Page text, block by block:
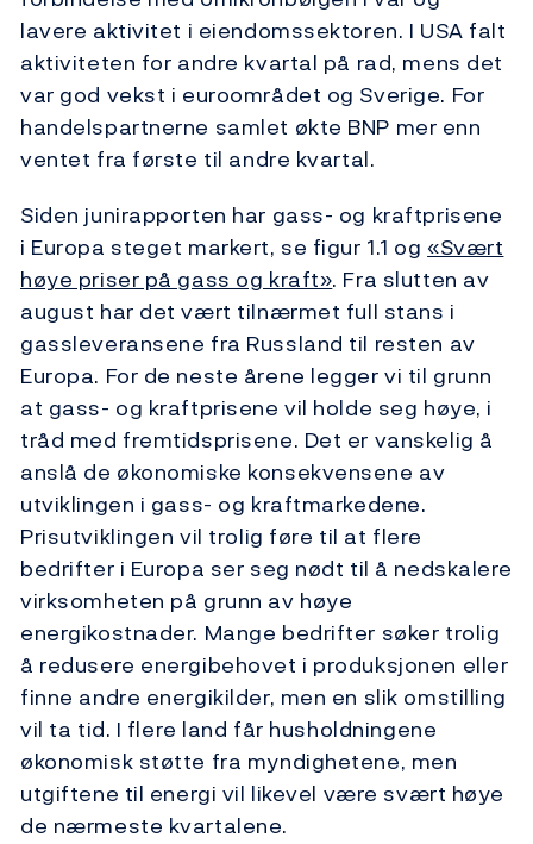
lavere aktivitet i eiendomssektoren. I USA falt
aktiviteten for andre kvartal på rad, mens det
var god vekst i euroområdet og Sverige. For
handelspartnerne samlet økte BNP mer enn
ventet fra første til andre kvartal.
Siden junirapporten har gass- og kraftprisene
i Europa steget markert, se figur 1.1 og «Svært
høye priser på gass og kraft». Fra slutten av
august har det vært tilnærmet full stans i
gassleveransene fra Russland til resten av
Europa. For de neste årene legger vi til grunn
at gass- og kraftprisene vil holde seg høye, i
tråd med fremtidsprisene. Det er vanskelig å
anslå de økonomiske konsekvensene av
utviklingen i gass- og kraftmarkedene.
Prisutviklingen vil trolig føre til at flere
bedrifter i Europa ser seg nødt til å nedskalere
virksomheten på grunn av høye
energikostnader. Mange bedrifter søker trolig
å redusere energibehovet i produksjonen eller
finne andre energikilder, men en slik omstilling
vil ta tid. I flere land får husholdningene
økonomisk støtte fra myndighetene, men
utgiftene til energi vil likevel være svært høye
de nærmeste kvartalene.